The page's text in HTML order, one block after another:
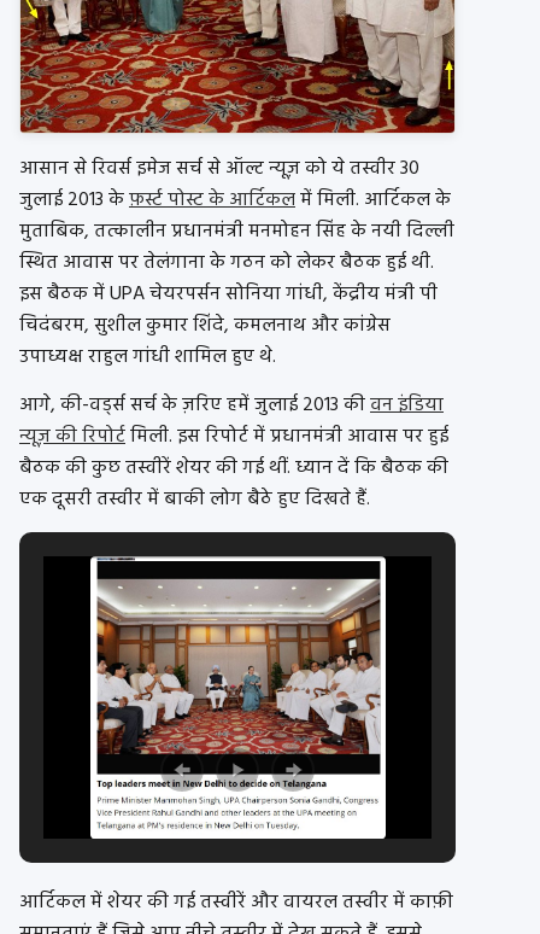
आसान से रिवर्स इमेज सर्च से ऑल्ट न्यूज़ को ये तस्वीर 30
जुलाई 2013 केफ़र्स्ट पोस्ट के आर्टिकलमें मिली. आर्टिकल के
मुताबिक, तत्कालीन प्रधानमंत्री मनमोहन सिंह के नयी दिल्ली
स्थित आवास पर तेलंगाना के गठन को लेकर बैठक हुई थी.
इस बैठक में UPA चेयरपर्सन सोनिया गांधी, केंद्रीय मंत्री पी
चिदंबरम, सुशील कुमार शिंदे, कमलनाथ और कांग्रेस
उपाध्यक्ष राहुल गांधी शामिल हुए थे.
आगे, की-वर्ड्स सर्च के ज़रिए हमें जुलाई 2013 कीवन इंडिया
न्यूज़ की रिपोर्टमिली. इस रिपोर्ट में प्रधानमंत्री आवास पर हुई
बैठक की कुछ तस्वीरें शेयर की गई थीं. ध्यान दें कि बैठक की
एक दूसरी तस्वीर में बाकी लोग बैठे हुए दिखते हैं.
आर्टिकल में शेयर की गई तस्वीरें और वायरल तस्वीर में काफ़ी